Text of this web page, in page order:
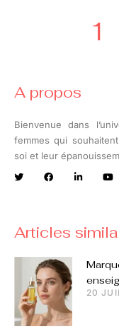
1
A propos
Bienvenue dans
femmes qui
soi et leur
Articles
20